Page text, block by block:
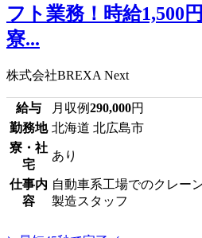
フト業務！時給1,500
寮...
株式会社BREXA Next
給与 月収例290,000円
勤務地 北海道 北広島市
寮・社
宅
あり
仕事内
容
自動車系工場でのクレー
製造スタッフ